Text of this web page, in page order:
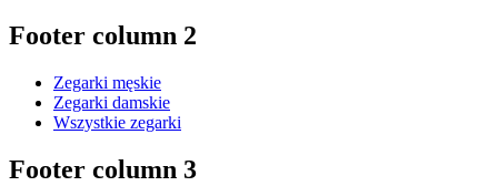
Footer column 2
Zegarki męskie
Zegarki damskie
Wszystkie zegarki
Footer column 3